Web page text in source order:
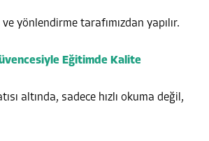
yönlendirme tarafımızdan yapılır.
Eğitimde Kalite
altında, sadece hızlı okuma değil,